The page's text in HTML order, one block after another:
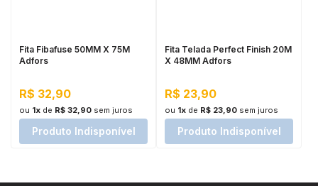
Fita Fibafuse 50MM X 75M
Adfors
R$ 32,90
ou 1xde R$ 32,90 sem juros
Produto Indisponível
Fita Telada Perfect Finish 20M
X 48MM Adfors
R$ 23,90
ou 1xde R$ 23,90 sem juros
Produto Indisponível